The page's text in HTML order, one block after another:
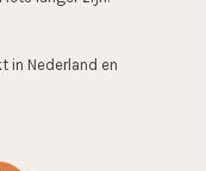
in Nederland en